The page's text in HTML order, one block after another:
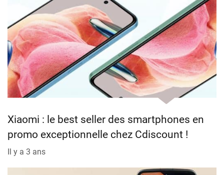
Xiaomi : le best seller des smartphones en
promo exceptionnelle chez Cdiscount !
Il y a 3 ans